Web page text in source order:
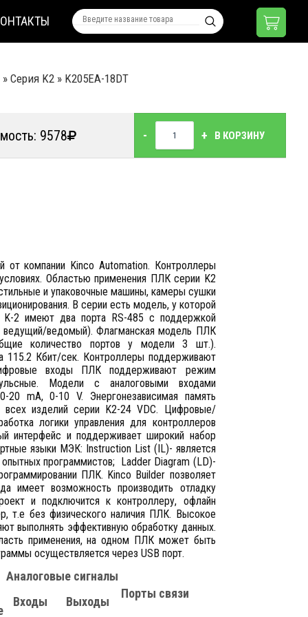
» Серия K2 » K205EA-18DT
9578 - + В КОРЗИНУ
компании Kinco Automation. Контроллеры
Областью применения ПЛК серии K2
и упаковочные машины, камеры сушки
В серии есть модель, у которой
2 имеют два порта RS-485 с поддержкой
ведущий/ведомый). Флагманская модель ПЛК
количество портов у модели 3 шт.).
115.2 Кбит/сек. Контроллеры поддерживают
входы ПЛК поддерживают режим
Модели с аналоговыми входами
mA, 0-10 V. Энергонезависимая память
всех изделий серии K2-24 VDC. Цифровые/
логики управления для контроллеров
интерфейс и поддерживает широкий набор
языки МЭК: Instruction List (IL)- является
программистов; Ladder Diagram (LD)-
ПЛК. Kinco Builder позволяет
имеет возможность производить отладку
и подключится к контроллеру, офлайн
т.е без физического наличия ПЛК. Высокое
выполнять эффективную обработку данных.
применения, на одном ПЛК может быть
осуществляется через USB порт.
Аналоговые сигналы
Порты связи
Входы Выходы